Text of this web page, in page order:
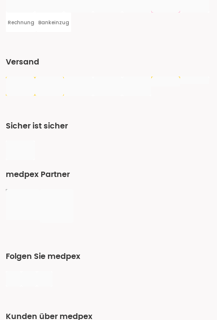
Rechnung Bankeinzug
Versand
Sicher ist sicher
medpex Partner
Folgen Sie medpex
Kunden über medpex